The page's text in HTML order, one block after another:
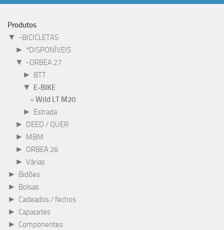
Produtos
▼ -BICICLETAS
► *DISPONÍVEIS
▼ -ORBEA 27
► BTT
▼ E-BIKE
Wild LT M20
► Estrada
► DEED / QUER
► MBM
► ORBEA 26
► Várias
► Bidões
► Bolsas
► Cadeados / fechos
► Capacetes
► Componentes